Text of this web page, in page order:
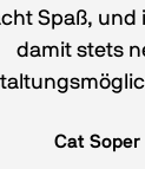
Spaß, und
damit stets
Cat Soper